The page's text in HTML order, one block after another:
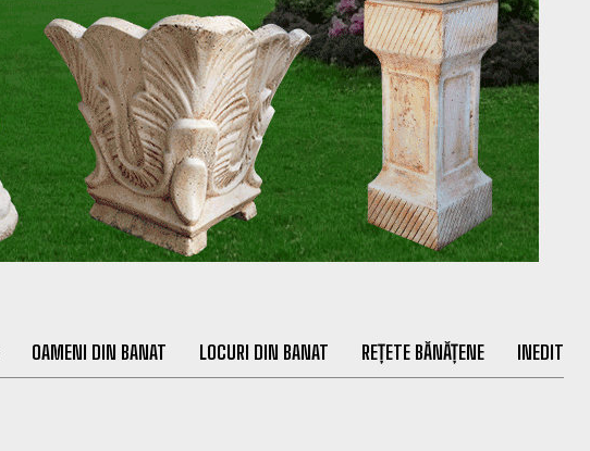
OAMENI DIN BANAT LOCURI DIN BANAT REȚETE BĂNĂȚENE INEDIT